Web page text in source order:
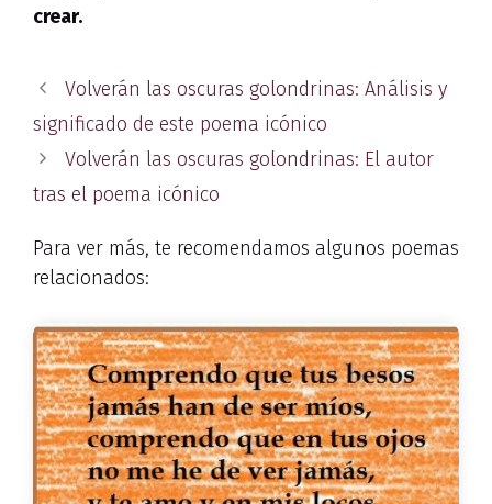
crear.
Volverán las oscuras golondrinas: Análisis y
significado de este poema icónico
Volverán las oscuras golondrinas: El autor
tras el poema icónico
Para ver más, te recomendamos algunos poemas
relacionados: